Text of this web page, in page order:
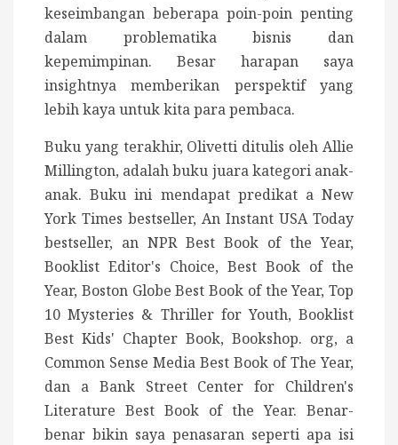
keseimbangan beberapa poin-poin penting
dalam problematika bisnis dan
kepemimpinan. Besar harapan saya
insightnya memberikan perspektif yang
lebih kaya untuk kita para pembaca.
Buku yang terakhir, Olivetti ditulis oleh Allie
Millington, adalah buku juara kategori anak-
anak. Buku ini mendapat predikat a New
York Times bestseller, An Instant USA Today
bestseller, an NPR Best Book of the Year,
Booklist Editor's Choice, Best Book of the
Year, Boston Globe Best Book of the Year, Top
10 Mysteries & Thriller for Youth, Booklist
Best Kids' Chapter Book, Bookshop. org, a
Common Sense Media Best Book of The Year,
dan a Bank Street Center for Children's
Literature Best Book of the Year. Benar-
benar bikin saya penasaran seperti apa isi